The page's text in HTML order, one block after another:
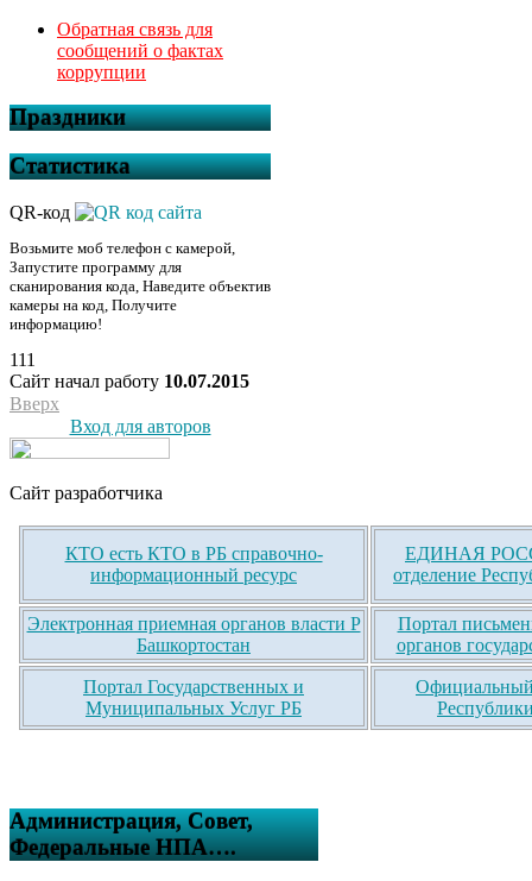
Обратная связь для
сообщений о фактах
коррупции
Праздники
Статистика
QR-код
Возьмите моб телефон с камерой,
Запустите программу для
сканирования кода, Наведите объектив
камеры на код, Получите
информацию!
111
Сайт начал работу 10.07.2015
Вверх
Вход для авторов
Сайт разработчика
КТО есть КТО в РБ справочно-
информационный ресурс
ЕДИНАЯ
отделение
Электронная приемная органов власти Р
Башкортостан
Портал
органов
Портал Государственных и
Муниципальных Услуг РБ
Официальный
Администрация, Совет,
Федеральные НПА….